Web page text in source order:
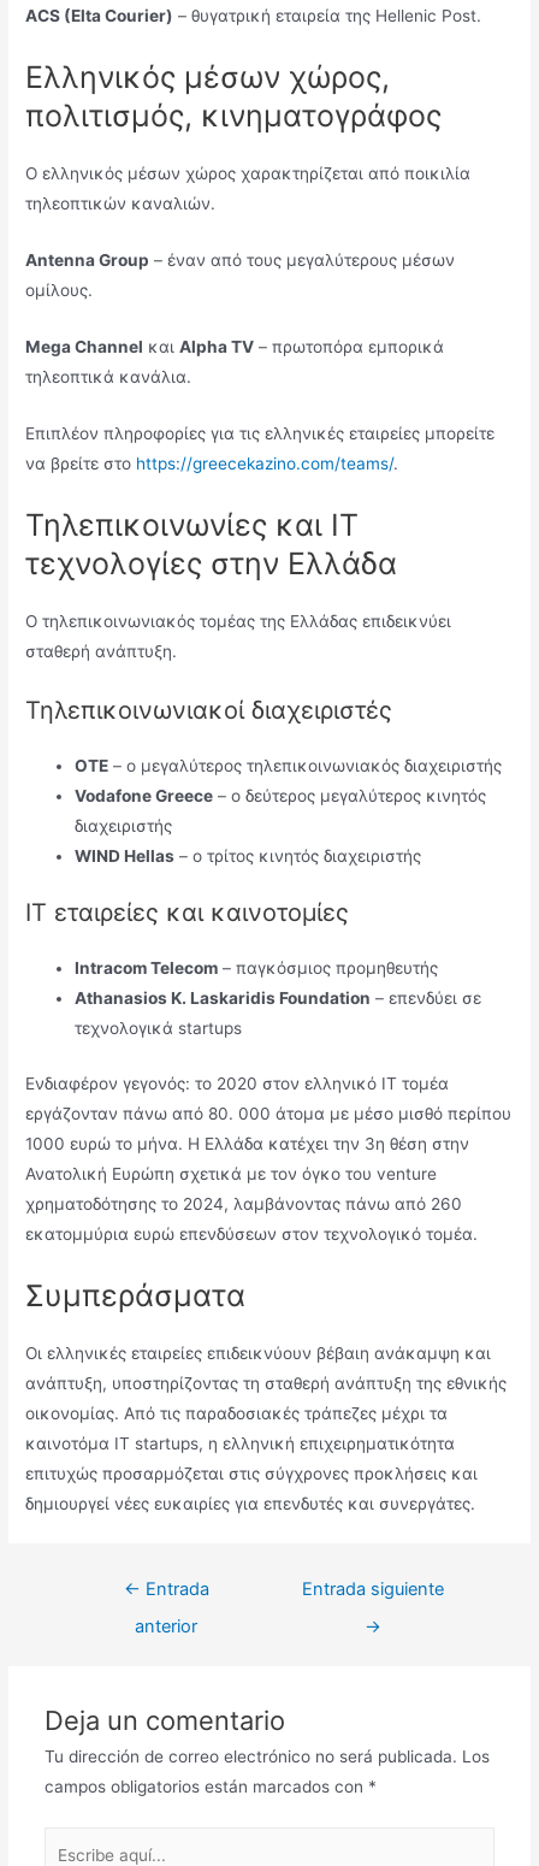
ACS (Elta Courier) – θυγατρική εταιρεία της Hellenic Post.
Ελληνικός μέσων χώρος,
πολιτισμός, κινηματογράφος
Ο ελληνικός μέσων χώρος χαρακτηρίζεται από ποικιλία
τηλεοπτικών καναλιών.
Antenna Group – έναν από τους μεγαλύτερους μέσων
ομίλους.
Mega Channel καιAlpha TV – πρωτοπόρα εμπορικά
τηλεοπτικά κανάλια.
Επιπλέον πληροφορίες για τις ελληνικές εταιρείες μπορείτε
να βρείτε στο https://greecekazino.com/teams/.
Τηλεπικοινωνίες και IT
τεχνολογίες στην Ελλάδα
Ο τηλεπικοινωνιακός τομέας της Ελλάδας επιδεικνύει
σταθερή ανάπτυξη.
Τηλεπικοινωνιακοί διαχειριστές
OTE – ο μεγαλύτερος τηλεπικοινωνιακός διαχειριστής
Vodafone Greece – ο δεύτερος μεγαλύτερος κινητός
διαχειριστής
WIND Hellas – ο τρίτος κινητός διαχειριστής
IT εταιρείες και καινοτομίες
Intracom Telecom – παγκόσμιος προμηθευτής
Athanasios K. Laskaridis Foundation – επενδύει σε
τεχνολογικά startups
Ενδιαφέρον γεγονός: το 2020 στον ελληνικό IT τομέα
εργάζονταν πάνω από 80. 000 άτομα με μέσο μισθό περίπου
1000 ευρώ το μήνα. Η Ελλάδα κατέχει την 3η θέση στην
Ανατολική Ευρώπη σχετικά με τον όγκο του venture
χρηματοδότησης το 2024, λαμβάνοντας πάνω από 260
εκατομμύρια ευρώ επενδύσεων στον τεχνολογικό τομέα.
Συμπεράσματα
Οι ελληνικές εταιρείες επιδεικνύουν βέβαιη ανάκαμψη και
ανάπτυξη, υποστηρίζοντας τη σταθερή ανάπτυξη της εθνικής
οικονομίας. Από τις παραδοσιακές τράπεζες μέχρι τα
καινοτόμα IT startups, η ελληνική επιχειρηματικότητα
επιτυχώς προσαρμόζεται στις σύγχρονες προκλήσεις και
δημιουργεί νέες ευκαιρίες για επενδυτές και συνεργάτες.
Navegación
← Entrada
anterior
Entrada siguiente
→
Deja un comentario
Tu dirección de correo electrónico no será publicada. Los
campos obligatorios están marcados con *